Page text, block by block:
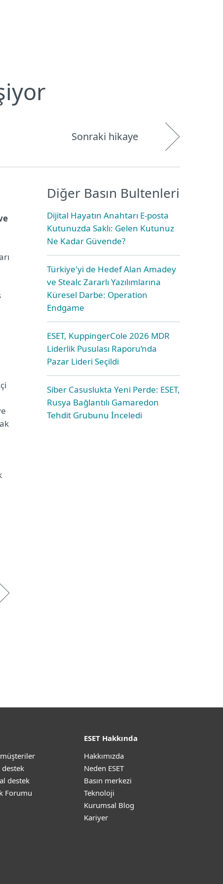
Sonraki hikaye
Diğer Basın Bultenleri
Dijital Hayatın Anahtarı E-posta
Kutunuzda Saklı: Gelen Kutunuz
Ne Kadar Güvende?
Türkiye'yi de Hedef Alan Amadey
ve Stealc Zararlı Yazılımlarına
Küresel Darbe: Operation
Endgame
ESET, KuppingerCole 2026 MDR
Liderlik Pusulası Raporu’nda
Pazar Lideri Seçildi
Siber Casuslukta Yeni Perde: ESET,
Rusya Bağlantılı Gamaredon
Tehdit Grubunu İnceledi
destek
destek
Forumu
ESET Hakkında
Hakkımızda
Neden ESET
Basın merkezi
Teknoloji
Kurumsal Blog
Kariyer